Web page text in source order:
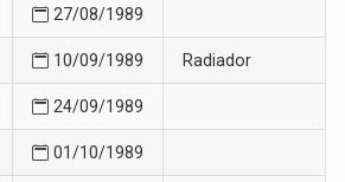
27/08/1989
10/09/1989 Radiador
24/09/1989
01/10/1989